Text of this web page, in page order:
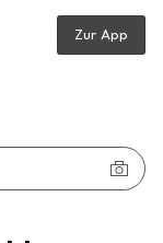
Zur App